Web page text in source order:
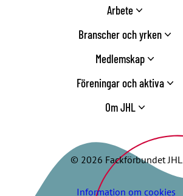
Arbete
Branscher och yrken
Medlemskap
Föreningar och aktiva
Om JHL
© 2026 Fackförbundet JHL
Information om cookies